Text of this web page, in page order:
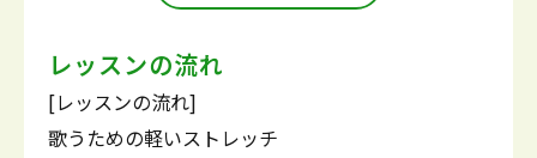
レッスンの流れ
[レッスンの流れ]
歌うための軽いストレッチ